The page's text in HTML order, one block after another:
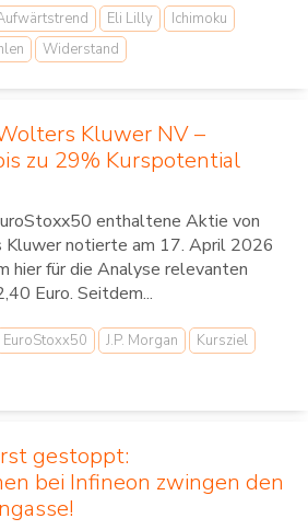
Eli Lilly
Ichimoku
Widerstand
Kluwer NV –
zu 29% Kurspotential
enthaltene Aktie von
notierte am 17. April 2026
hier für die Analyse relevanten
Euro. Seitdem...
EuroStoxx50 J.P. Morgan
Kursziel
gestoppt:
bei Infineon zwingen den